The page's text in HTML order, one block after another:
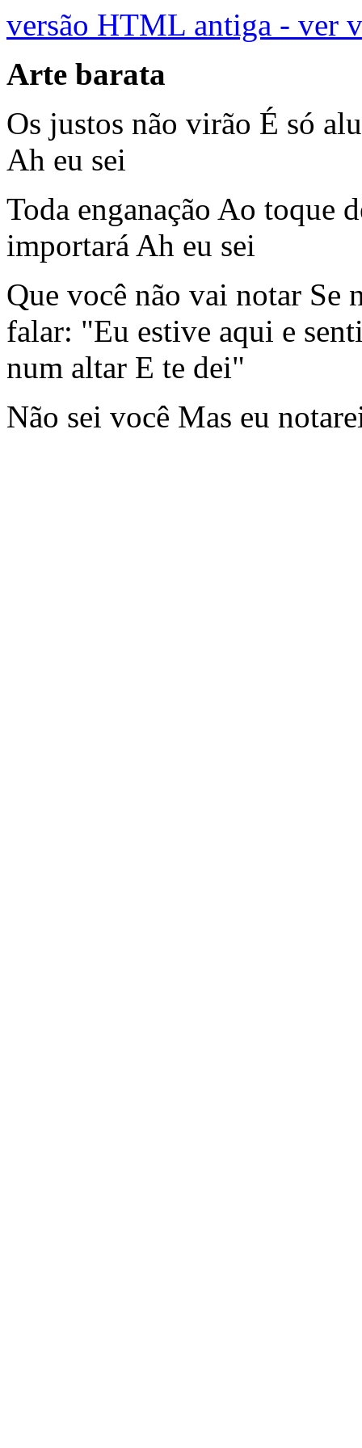
versão HTML antiga - ver
Arte barata
Os justos não virão É só
Ah eu sei
Toda enganação Ao toque
importará Ah eu sei
Que você não vai notar Se
falar: "Eu estive aqui e
num altar E te dei"
Não sei você Mas eu